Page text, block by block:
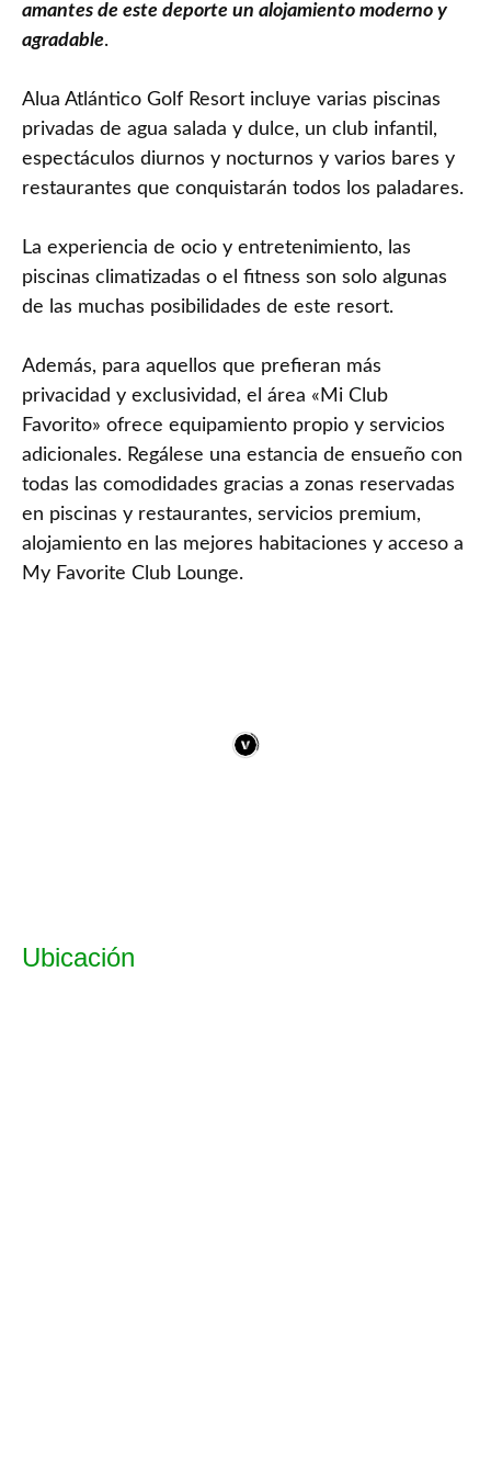
amantes de este deporte un alojamiento moderno y
agradable.
Alua Atlántico Golf Resort incluye varias piscinas
privadas de agua salada y dulce, un club infantil,
espectáculos diurnos y nocturnos y varios bares y
restaurantes que conquistarán todos los paladares.
La experiencia de ocio y entretenimiento, las
piscinas climatizadas o el fitness son solo algunas
de las muchas posibilidades de este resort.
Además, para aquellos que prefieran más
privacidad y exclusividad, el área «Mi Club
Favorito» ofrece equipamiento propio y servicios
adicionales. Regálese una estancia de ensueño con
todas las comodidades gracias a zonas reservadas
en piscinas y restaurantes, servicios premium,
alojamiento en las mejores habitaciones y acceso a
My Favorite Club Lounge.
Ubicación